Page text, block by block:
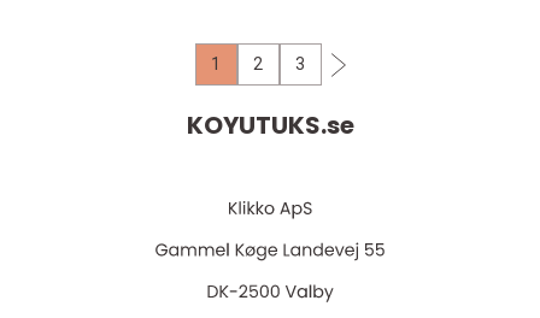
1 2 3
KOYUTUKS.se